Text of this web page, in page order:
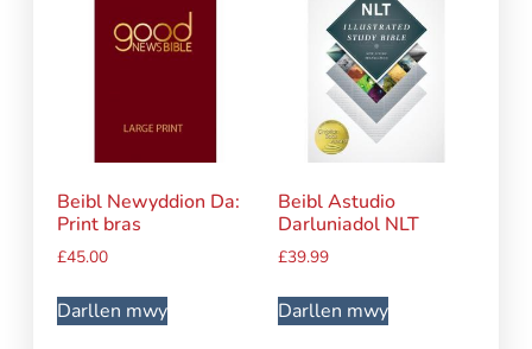
Beibl Newyddion Da:
Print bras
£45.00
Darllen mwy
Beibl Astudio
Darluniadol NLT
£39.99
Darllen mwy